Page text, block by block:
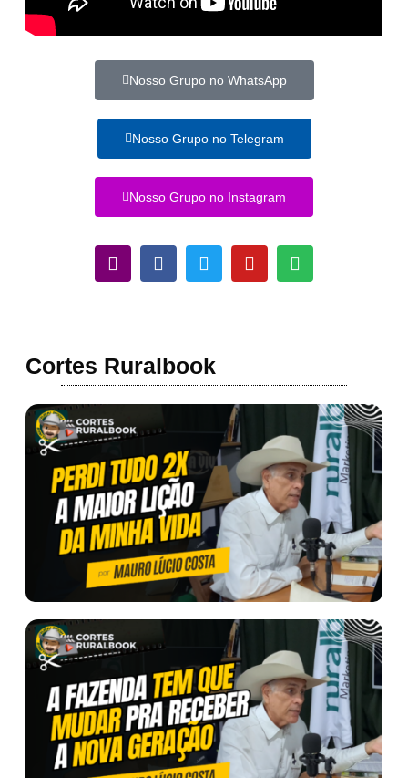
Nosso Grupo no WhatsApp
Nosso Grupo no Telegram
Nosso Grupo no Instagram
Cortes Ruralbook